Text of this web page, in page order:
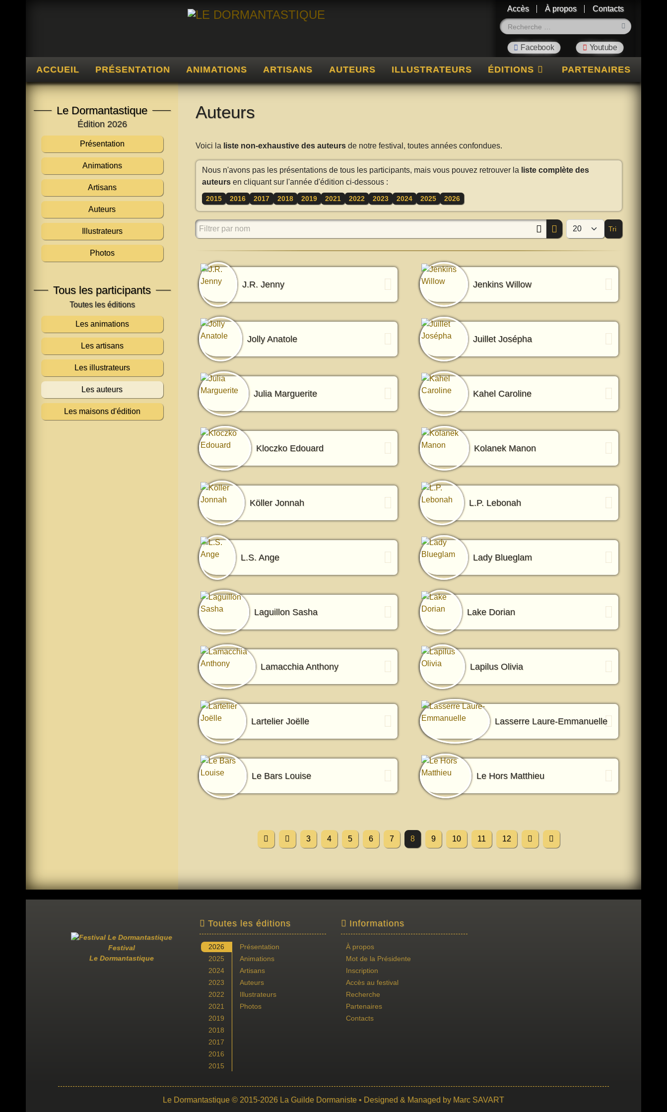
Accès À propos
Contacts
ACCUEIL PRÉSENTATION ANIMATIONS ARTISANS AUTEURS ILLUSTRATEURS ÉDITIONS PARTENAIRES
Le Dormantastique
Édition 2026
Présentation
Animations
Artisans
Auteurs
Illustrateurs
Photos
Tous les participants
Les animations
Les artisans
Les illustrateurs
Les auteurs
Les maisons d'édition
Auteurs
Voici la liste non-exhaustive des auteursde notre festival, toutes années confondues.
Nous n'avons pas les présentations de tous les participants, mais vous pouvez retrouver la liste complète des
auteursen cliquant sur l'année d'édition ci-dessous :
2015 2016 2017 2018 2019 2021 2022 2023 2024 2025 2026
Filtrer par nom
Afficher #
Tri
J.R. Jenny Jenkins Willow
Jolly Anatole Juillet Josépha
Julia Marguerite Kahel Caroline
Kloczko Edouard Kolanek Manon
Köller Jonnah L.P. Lebonah
L.S. Ange Lady Blueglam
Laguillon Sasha Lake Dorian
Lamacchia Anthony Lapilus Olivia
Lartelier Joëlle Lasserre Laure-Emmanuelle
Le Bars Louise Le Hors Matthieu
3 4 5 6 7 8 9 10 11 12
Festival
Le Dormantastique
Toutes les éditions
2026
2025
2024
2023
2022
2021
2019
2018
2017
2016
2015
Présentation
Animations
Artisans
Auteurs
Illustrateurs
Photos
Informations
À propos
Mot de la Présidente
Inscription
Accès au festival
Recherche
Partenaires
Contacts
Le Dormantastique © 2015-2026 La Guilde Dormaniste • Designed & Managed by Marc SAVART